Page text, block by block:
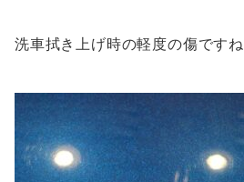
洗車拭き上げ時の軽度の傷ですね